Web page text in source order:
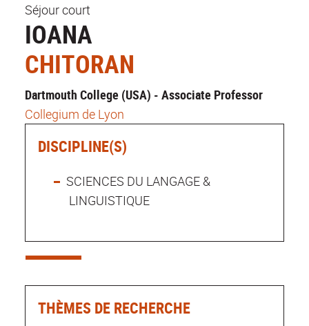
Séjour court
IOANA
CHITORAN
Dartmouth College (USA) - Associate Professor
Collegium de Lyon
DISCIPLINE(S)
SCIENCES DU LANGAGE &
LINGUISTIQUE
THÈMES DE RECHERCHE